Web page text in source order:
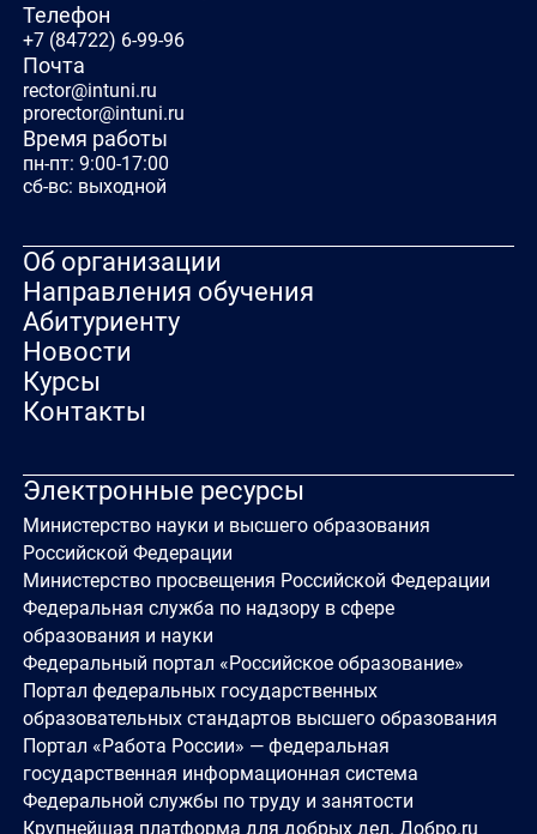
Телефон
+7 (84722) 6-99-96
Почта
rector@intuni.ru
prorector@intuni.ru
Время работы
пн-пт: 9:00-17:00
сб-вс: выходной
Об организации
Направления обучения
Абитуриенту
Новости
Курсы
Контакты
Электронные ресурсы
Министерство науки и высшего образования
Российской Федерации
Министерство просвещения Российской Федерации
Федеральная служба по надзору в сфере
образования и науки
Федеральный портал «Российское образование»
Портал федеральных государственных
образовательных стандартов высшего образования
Портал «Работа России» — федеральная
государственная информационная система
Федеральной службы по труду и занятости
Крупнейшая платформа для добрых дел. Добро.ru